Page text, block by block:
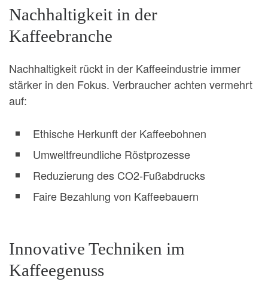
Nachhaltigkeit in der
Kaffeebranche
Nachhaltigkeit rückt in der Kaffeeindustrie immer
stärker in den Fokus. Verbraucher achten vermehrt
auf:
Ethische Herkunft der Kaffeebohnen
Umweltfreundliche Röstprozesse
Reduzierung des CO2-Fußabdrucks
Faire Bezahlung von Kaffeebauern
Innovative Techniken im
Kaffeegenuss